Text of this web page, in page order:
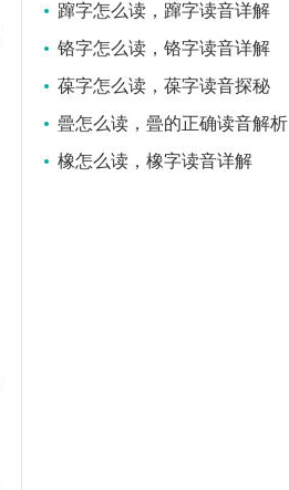
蹿字怎么读，蹿字读音详解
铬字怎么读，铬字读音详解
葆字怎么读，葆字读音探秘
曡怎么读，曡的正确读音解析
橡怎么读，橡字读音详解